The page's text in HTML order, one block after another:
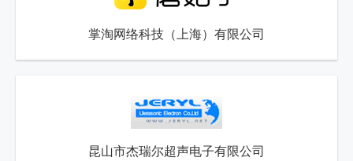
掌淘网络科技（上海）有限公司
昆山市杰瑞尔超声电子有限公司